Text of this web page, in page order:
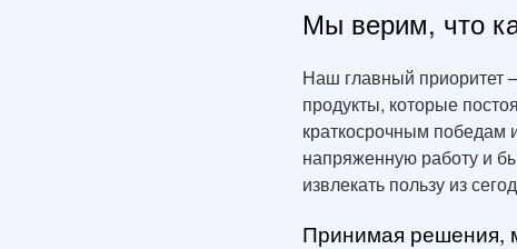
Мы верим, что
Наш главный приоритет
продукты, которые
краткосрочным победам
напряженную работу и
извлекать пользу из
Принимая решения,